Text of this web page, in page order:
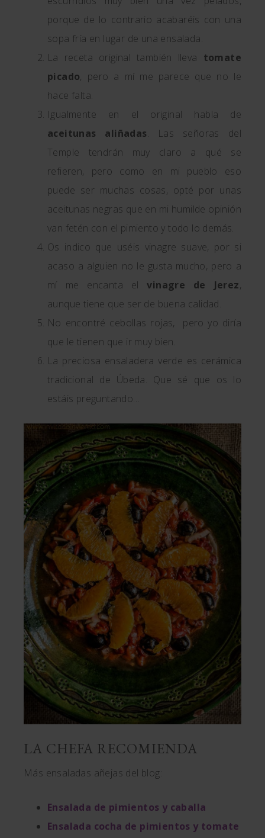
porque de lo contrario acabaréis con una
sopa fría en lugar de una ensalada.
La receta original también lleva tomate
picado, pero a mí me parece que no le
hace falta.
Igualmente en el original habla de
aceitunas aliñadas. Las señoras del
Temple tendrán muy claro a qué se
refieren, pero como en mi pueblo eso
puede ser muchas cosas, opté por unas
aceitunas negras que en mi humilde opinión
van fetén con el pimiento y todo lo demás.
Os indico que uséis vinagre suave, por si
acaso a alguien no le gusta mucho, pero a
mí me encanta elvinagre de Jerez,
aunque tiene que ser de buena calidad.
No encontré cebollas rojas, pero yo diría
que le tienen que ir muy bien.
La preciosa ensaladera verde es cerámica
tradicional de Úbeda. Que sé que os lo
estáis preguntando…
LA CHEFA RECOMIENDA
Más ensaladas añejas del blog:
Ensalada de pimientos y caballa
Ensalada cocha de pimientos y tomate